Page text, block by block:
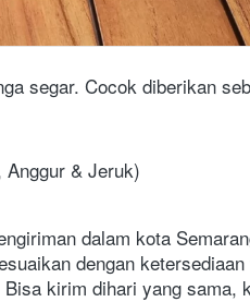
segar. Cocok diberikan
Anggur & Jeruk)
dalam kota
dengan
kirim dihari yang sama,